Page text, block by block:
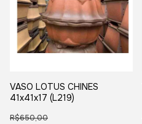
VASO LOTUS CHINES
41x41x17 (L219)
R$650,00